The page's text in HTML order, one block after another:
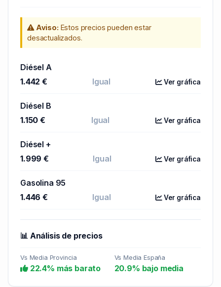
Aviso: Estos precios pueden estar
desactualizados.
Diésel A
1.442 €
Igual Ver gráfica
Diésel B
1.150 €
Igual Ver gráfica
Diésel +
1.999 €
Igual Ver gráfica
Gasolina 95
1.446 €
Igual Ver gráfica
📊 Análisis de precios
Vs Media Provincia
22.4% más barato
Vs Media España
20.9% bajo media